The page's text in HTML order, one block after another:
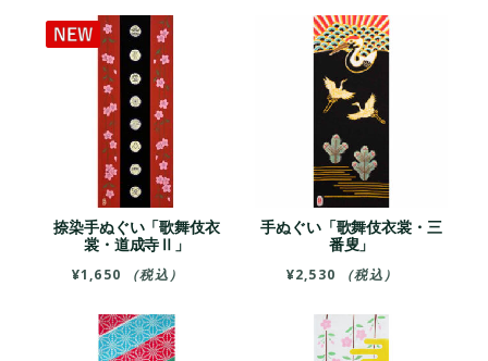
捺染手ぬぐい「歌舞伎衣
裳・道成寺Ⅱ」
¥1,650 （税込）
手ぬぐい「歌舞伎衣裳・三
番叟」
¥2,530 （税込）